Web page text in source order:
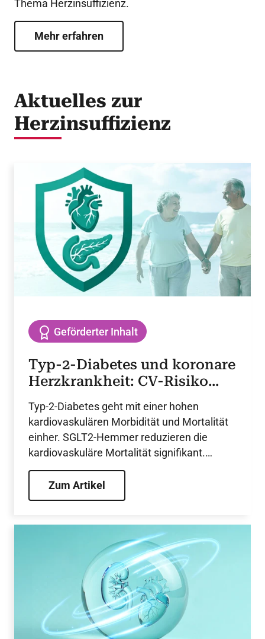
Thema Herzinsuffizienz.
Mehr erfahren
Aktuelles zur
Herzinsuffizienz
Geförderter Inhalt
Typ-2-Diabetes und koronare
Herzkrankheit: CV-Risiko
senken
Typ-2-Diabetes geht mit einer hohen
kardiovaskulären Morbidität und Mortalität
einher. SGLT2-Hemmer reduzieren die
kardiovaskuläre Mortalität signifikant.
Subgruppenanalysen belegen konsistente
Effekte unabhängig von der zugrunde
liegenden kardiovaskulären Erkrankung,
(KHK), Myokardinfarkt und Bypass-
Zum Artikel